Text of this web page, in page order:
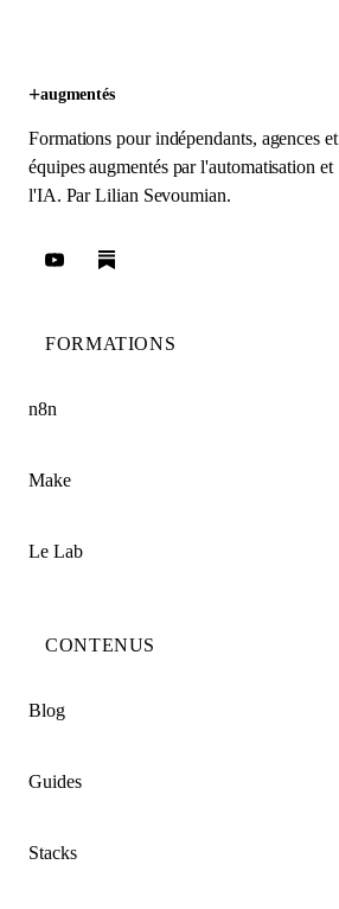
+augmentés
Formations pour indépendants, agences et
équipes augmentés par l'automatisation et
l'IA. ParLilian Sevoumian.
FORMATIONS
n8n
Make
Le Lab
CONTENUS
Blog
Guides
Stacks